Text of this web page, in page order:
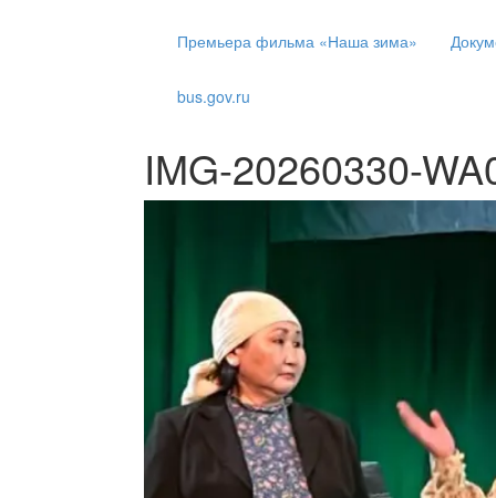
Премьера фильма «Наша зима»
bus.gov.ru
IMG-20260330-